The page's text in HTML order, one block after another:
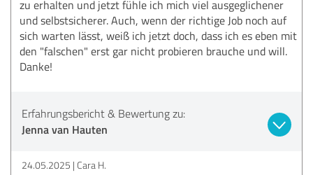
zu erhalten und jetzt fühle ich mich viel ausgeglichener
und selbstsicherer. Auch, wenn der richtige Job noch auf
sich warten lässt, weiß ich jetzt doch, dass ich es eben mit
den "falschen" erst gar nicht probieren brauche und will.
Danke!
Erfahrungsbericht & Bewertung zu:
Jenna van Hauten
24.05.2025 Cara H.